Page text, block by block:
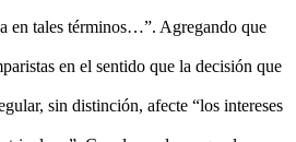
en tales términos…”. Agregando que
en el sentido que la decisión que
sin distinción, afecte “los intereses